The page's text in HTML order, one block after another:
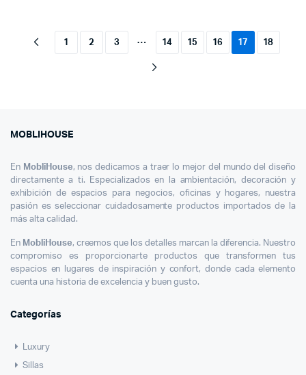
1 2 3 … 14 15 16 17 18
MOBLIHOUSE
En MobliHouse, nos dedicamos a traer lo mejor del mundo del diseño
directamente a ti. Especializados en la ambientación, decoración y
exhibición de espacios para negocios, oficinas y hogares, nuestra
pasión es seleccionar cuidadosamente productos importados de la
más alta calidad.
En MobliHouse, creemos que los detalles marcan la diferencia. Nuestro
compromiso es proporcionarte productos que transformen tus
espacios en lugares de inspiración y confort, donde cada elemento
cuenta una historia de excelencia y buen gusto.
Categorías
Luxury
Sillas